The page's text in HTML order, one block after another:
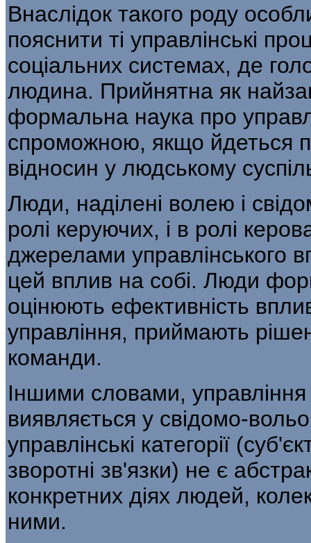
Внаслідок такого роду
пояснити ті управлінські
соціальних системах, де
людина. Прийнятна як
формальна наука про
спроможною, якщо йдеться
відносин у людському
Люди, наділені волею і
ролі керую­чих, і в ролі
джерелами управлінського
цей вплив на собі. Люди
оцінюють ефективність
управління, приймають
команди.
Іншими словами,
виявляється у свідомо-
управлінські категорії
зворотні зв'язки) не є
конкретних діях людей,
ними.